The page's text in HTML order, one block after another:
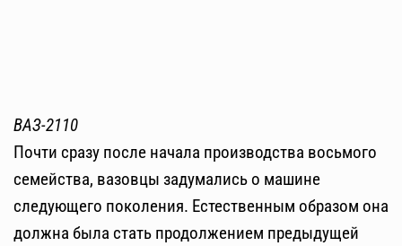
ВАЗ-2110
Почти сразу после начала производства восьмого
семейства, вазовцы задумались о машине
следующего поколения. Естественным образом она
должна была стать продолжением предыдущей